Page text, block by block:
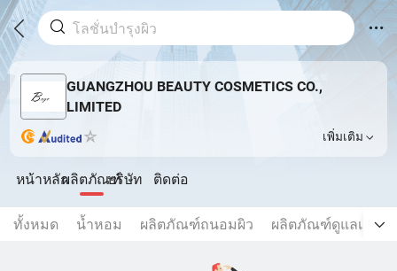
GUANGZHOU BEAUTY COSMETICS CO.,
LIMITED
เพิ่มเติม
หน้าหลักผลิตภัณฑ์บริษัท ติดต่อ
ทั้งหมด น้ำหอม ผลิตภัณฑ์ถนอมผิว ผลิตภัณฑ์ดูแลเส้นผ